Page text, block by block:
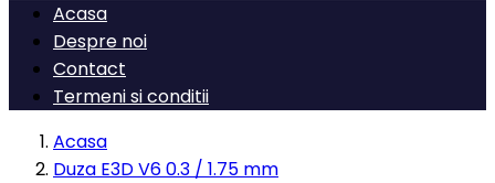
Acasa
Despre noi
Contact
Termeni si conditii
Acasa
Duza E3D V6 0.3 / 1.75 mm